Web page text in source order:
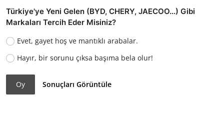
Türkiye'ye Yeni Gelen (BYD, CHERY, JAECOO...) Gibi
Markaları Tercih Eder Misiniz?
Evet, gayet hoş ve mantıklı arabalar.
Hayır, bir sorunu çıksa başıma bela olur!
Oy Sonuçları Görüntüle